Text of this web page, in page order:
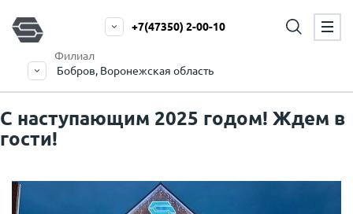
Филиал
Бобров, Воронежская область
+7(47350) 2-00-10
С наступающим 2025 годом! Ждем в
гости!